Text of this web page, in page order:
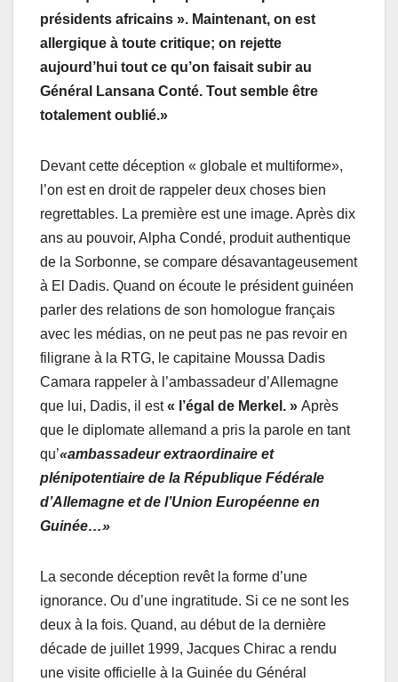
présidents africains ». Maintenant, on est
allergique à toute critique; on rejette
aujourd’hui tout ce qu’on faisait subir au
Général Lansana Conté. Tout semble être
totalement oublié.»
Devant cette déception « globale et multiforme»,
l’on est en droit de rappeler deux choses bien
regrettables. La première est une image. Après dix
ans au pouvoir, Alpha Condé, produit authentique
de la Sorbonne, se compare désavantageusement
à El Dadis. Quand on écoute le président guinéen
parler des relations de son homologue français
avec les médias, on ne peut pas ne pas revoir en
filigrane à la RTG, le capitaine Moussa Dadis
Camara rappeler à l’ambassadeur d’Allemagne
que lui, Dadis, il est« l’égal de Merkel. » Après
que le diplomate allemand a pris la parole en tant
qu’«ambassadeur extraordinaire et
plénipotentiaire de la République Fédérale
d’Allemagne et de l’Union Européenne en
Guinée…»
La seconde déception revêt la forme d’une
ignorance. Ou d’une ingratitude. Si ce ne sont les
deux à la fois. Quand, au début de la dernière
décade de juillet 1999, Jacques Chirac a rendu
une visite officielle à la Guinée du Général